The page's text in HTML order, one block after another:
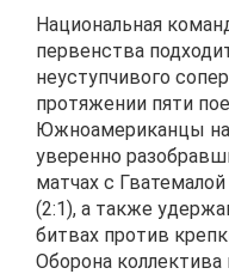
Национальная
первенства
неуступчивого
протяжении пяти
Южноамериканцы
уверенно
матчах с
(2:1), а также
битвах против
Оборона